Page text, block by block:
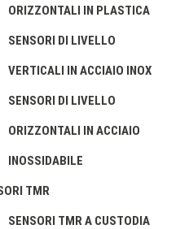
ORIZZONTALI IN PLASTICA
SENSORI DI LIVELLO
VERTICALI IN ACCIAIO INOX
SENSORI DI LIVELLO
ORIZZONTALI IN ACCIAIO
INOSSIDABILE
TMR
SENSORI TMR A CUSTODIA